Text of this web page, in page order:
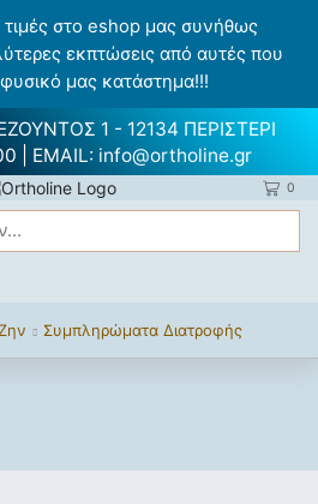
στο eshop μας συνήθως
εκπτώσεις από αυτές που
μας κατάστημα!!!
1 - 12134 ΠΕΡΙΣΤΕΡΙ
| EMAIL: info@ortholine.gr
0
Συμπληρώματα Διατροφής